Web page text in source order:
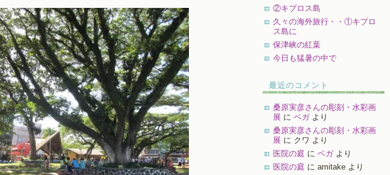
②キプロス島
久々の海外旅行・・①キプロ
ス島に
保津峡の紅葉
今日も猛暑の中で
最近のコメント
桑原実彦さんの彫刻・水彩画
展 に ベガより
桑原実彦さんの彫刻・水彩画
展 に クワ より
医院の庭 に ベガより
医院の庭 に amitakeより